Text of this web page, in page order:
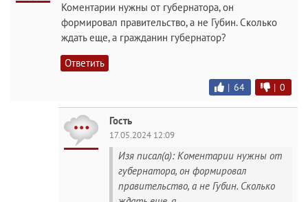
Коментарии нужны от губернатора, он
формировал правительство, а не Губин. Сколько
ждать еще, а гражданин губернатор?
Ответить
| 64 | 0
Гость
17.05.2024 12:09
Изя писал(а): Коментарии нужны от
губернатора, он формировал
правительство, а не Губин. Сколько